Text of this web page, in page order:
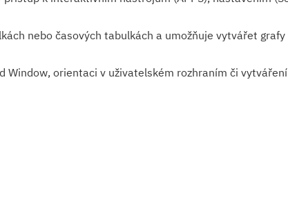
nebo časových tabulkách a umožňuje vytvářet grafy
orientaci v uživatelském rozhraním či